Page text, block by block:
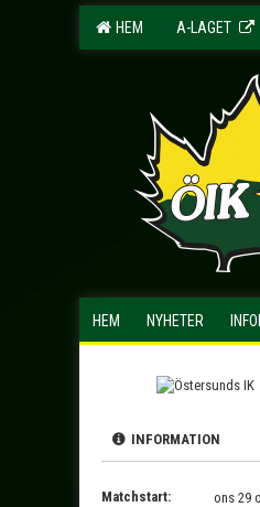
HEM A-LAGET
HEM NYHETER
INFORMATION
Matchstart:
ons 29